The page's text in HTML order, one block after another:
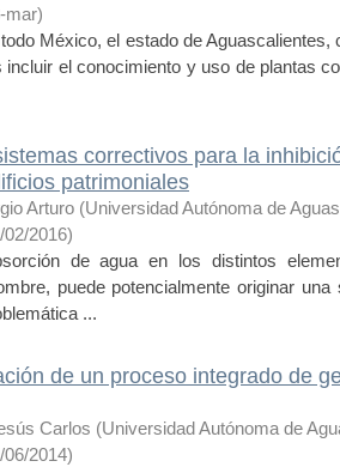
mar)
México, el estado de
incluir el conocimiento y uso de plantas
correctivos para la
patrimoniales
Arturo (Universidad Autónoma de
02/2016)
de agua en los distintos
puede potencialmente originar
...
de un proceso integrado de
Carlos (Universidad Autónoma de
06/2014)